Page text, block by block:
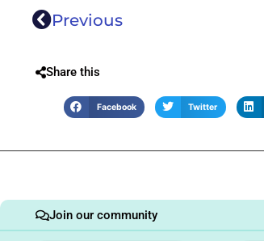
Previous
Share this
Facebook Twitter
Join our community